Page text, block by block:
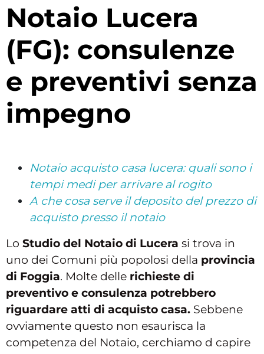
Notaio Lucera
(FG): consulenze
e preventivi senza
impegno
Notaio acquisto casa lucera: quali sono i
tempi medi per arrivare al rogito
A che cosa serve il deposito del prezzo di
acquisto presso il notaio
Lo Studio del Notaio di Lucera si trova in
uno dei Comuni più popolosi della provincia
di Foggia. Molte delle richieste di
preventivo e consulenza potrebbero
riguardare atti di acquisto casa. Sebbene
ovviamente questo non esaurisca la
competenza del Notaio, cerchiamo d capire